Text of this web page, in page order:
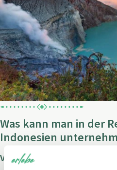
Was kann man in der
Indonesien
Vulkanwanderungen mit